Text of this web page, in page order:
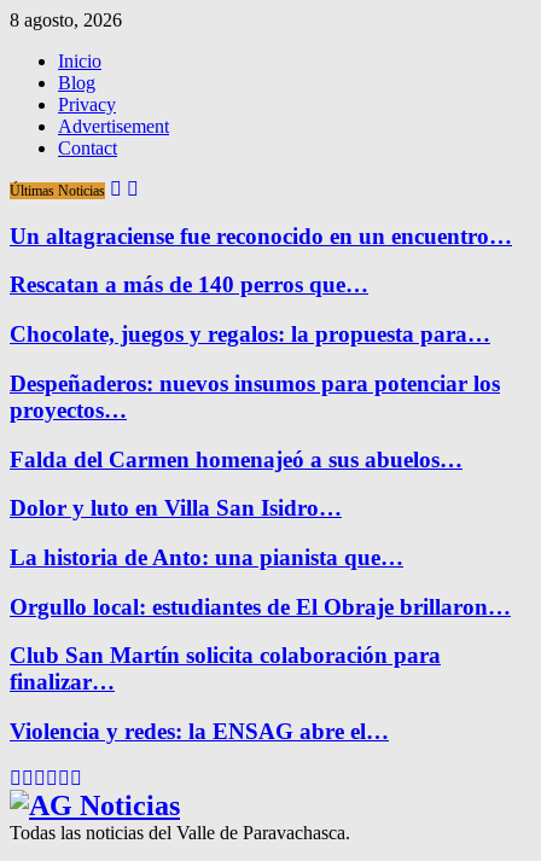
8 agosto, 2026
Inicio
Blog
Privacy
Advertisement
Contact
Últimas Noticias
Un altagraciense fue reconocido en un encuentro…
Rescatan a más de 140 perros que…
Chocolate, juegos y regalos: la propuesta para…
Despeñaderos: nuevos insumos para potenciar los
proyectos…
Falda del Carmen homenajeó a sus abuelos…
Dolor y luto en Villa San Isidro…
La historia de Anto: una pianista que…
Orgullo local: estudiantes de El Obraje brillaron…
Club San Martín solicita colaboración para
finalizar…
Violencia y redes: la ENSAG abre el…
Facebook
Twitter
Instagram
Pinterest
Google
Todas las noticias del Valle de Paravachasca.